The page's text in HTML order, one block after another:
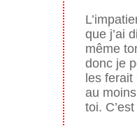
que j’ai
même
donc je
les
au
toi.